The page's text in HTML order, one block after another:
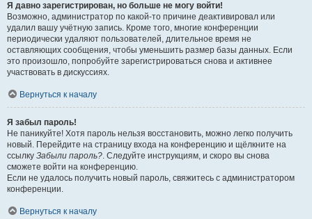
Я давно зарегистрирован, но больше не могу войти!
Возможно, администратор по какой-то причине деактивировал или
удалил вашу учётную запись. Кроме того, многие конференции
периодически удаляют пользователей, длительное время не
оставляющих сообщения, чтобы уменьшить размер базы данных. Если
это произошло, попробуйте зарегистрироваться снова и активнее
участвовать в дискуссиях.
Вернуться к началу
Я забыл пароль!
Не паникуйте! Хотя пароль нельзя восстановить, можно легко получить
новый. Перейдите на страницу входа на конференцию и щёлкните на
ссылку Забыли пароль?. Следуйте инструкциям, и скоро вы снова
сможете войти на конференцию.
Если не удалось получить новый пароль, свяжитесь с администратором
конференции.
Вернуться к началу